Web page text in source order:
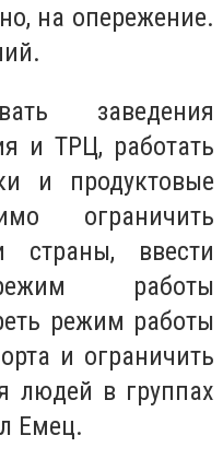
на опережение.
заведения
и ТРЦ, работать
и продуктовые
ограничить
страны, ввести
работы
режим работы
и ограничить
людей в группах
Емец.